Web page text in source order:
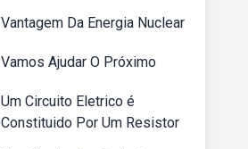
Vantagem Da Energia Nuclear
Vamos Ajudar O Próximo
Um Circuito Eletrico é
Constituido Por Um Resistor